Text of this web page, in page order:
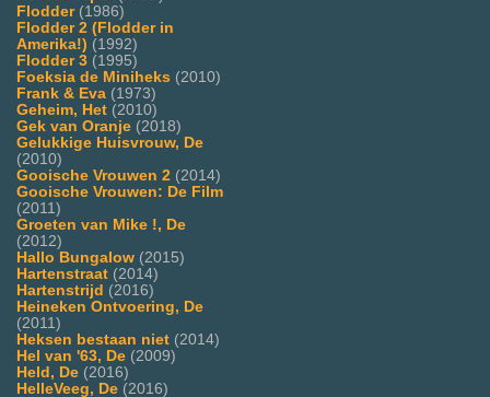
Flodder(1986)
Flodder 2 (Flodder in
Amerika!) (1992)
Flodder 3 (1995)
Foeksia de Miniheks (2010)
Frank & Eva (1973)
Geheim, Het (2010)
Gek van Oranje (2018)
Gelukkige Huisvrouw, De
(2010)
Gooische Vrouwen 2 (2014)
Gooische Vrouwen: De Film
(2011)
Groeten van Mike !, De
(2012)
Hallo Bungalow (2015)
Hartenstraat (2014)
Hartenstrijd (2016)
Heineken Ontvoering, De
(2011)
Heksen bestaan niet (2014)
Hel van '63, De (2009)
Held, De (2016)
HelleVeeg, De (2016)